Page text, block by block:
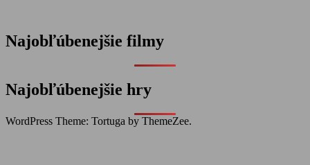
Najobľúbenejšie filmy
Najobľúbenejšie hry
WordPress Theme: Tortuga by ThemeZee.